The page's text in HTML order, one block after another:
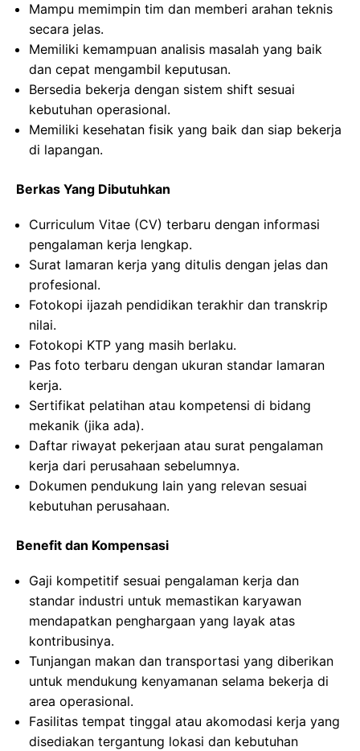
Mampu memimpin tim dan memberi arahan teknis
secara jelas.
Memiliki kemampuan analisis masalah yang baik
dan cepat mengambil keputusan.
Bersedia bekerja dengan sistem shift sesuai
kebutuhan operasional.
Memiliki kesehatan fisik yang baik dan siap bekerja
di lapangan.
Berkas Yang Dibutuhkan
Curriculum Vitae (CV) terbaru dengan informasi
pengalaman kerja lengkap.
Surat lamaran kerja yang ditulis dengan jelas dan
profesional.
Fotokopi ijazah pendidikan terakhir dan transkrip
nilai.
Fotokopi KTP yang masih berlaku.
Pas foto terbaru dengan ukuran standar lamaran
kerja.
Sertifikat pelatihan atau kompetensi di bidang
mekanik (jika ada).
Daftar riwayat pekerjaan atau surat pengalaman
kerja dari perusahaan sebelumnya.
Dokumen pendukung lain yang relevan sesuai
kebutuhan perusahaan.
Benefit dan Kompensasi
Gaji kompetitif sesuai pengalaman kerja dan
standar industri untuk memastikan karyawan
mendapatkan penghargaan yang layak atas
kontribusinya.
Tunjangan makan dan transportasi yang diberikan
untuk mendukung kenyamanan selama bekerja di
area operasional.
Fasilitas tempat tinggal atau akomodasi kerja yang
disediakan tergantung lokasi dan kebutuhan